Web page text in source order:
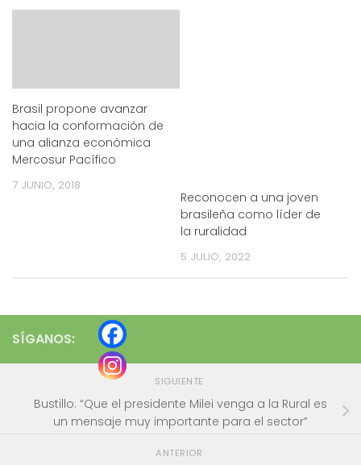
Brasil propone avanzar
hacia la conformación de
una alianza económica
Mercosur Pacífico
7 JUNIO, 2018
Reconocen a una joven
brasileña como líder de
la ruralidad
5 JULIO, 2022
SÍGANOS:
SIGUIENTE
Bustillo: “Que el presidente Milei venga a la Rural es
un mensaje muy importante para el sector”
ANTERIOR